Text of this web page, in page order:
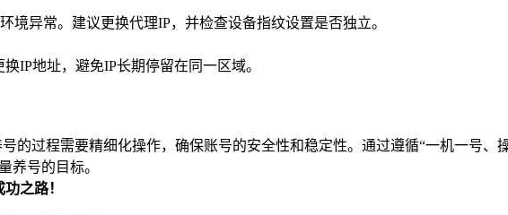
境异常。建议更换代理IP，并检查设备指纹设置是否独立。
IP地址，避免IP长期停留在同一区域。
的过程需要精细化操作，确保账号的安全性和稳定性。通过遵循“一机一号、
养号的目标。
之路！